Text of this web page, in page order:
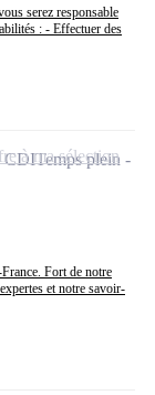
serez responsable
: - Effectuer des
Fort de notre
et notre savoir-
CDITemps plein
à ma sélection